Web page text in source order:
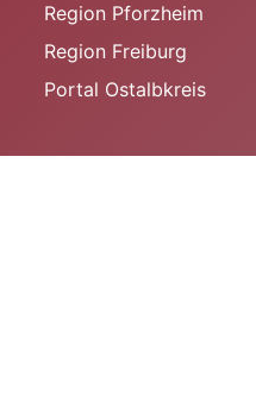
Region Pforzheim
Region Freiburg
Portal Ostalbkreis